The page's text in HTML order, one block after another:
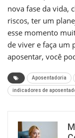
nova fase da vida,
riscos, ter um
esse momento
de viver e faça um
aposentar, você
Aposentadoria
indicadores de